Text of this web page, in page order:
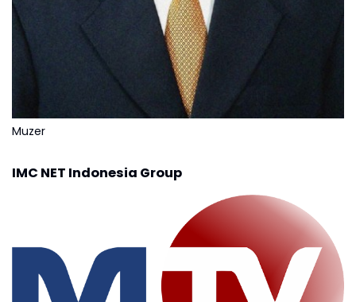
Muzer
IMC NET Indonesia Group